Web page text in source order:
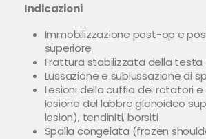
Indicazioni
Immobilizzazione post-op e
superiore
Frattura stabilizzata della testa
Lussazione e sublussazione di
Lesioni della cuffia dei rotatori
lesione del labbro glenoideo
lesion), tendiniti, borsiti
Spalla congelata (frozen